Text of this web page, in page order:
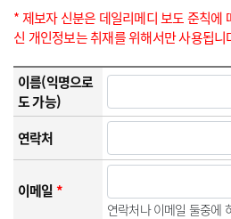
* 제보자 신분은 데일리메디 보도 준칙에
신 개인정보는 취재를 위해서만 사용됩니
이름(익명으로
도 가능)
연락처
이메일*
연락처나 이메일 둘중에